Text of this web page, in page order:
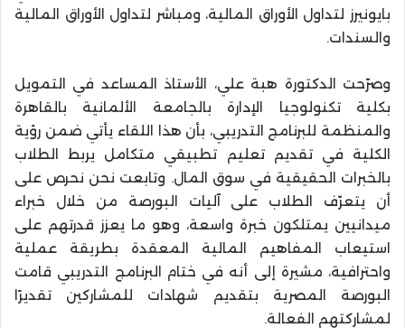
بايونيرز لتداول الأوراق المالية، ومباشر لتداول الأوراق المالية
والسندات.
وصرّحت الدكتورة هبة علي، الأستاذ المساعد في التمويل
بكلية تكنولوجيا الإدارة بالجامعة الألمانية بالقاهرة
والمنظمة للبرنامج التدريبي، بأن هذا اللقاء يأتي ضمن رؤية
الكلية في تقديم تعليم تطبيقي متكامل يربط الطلاب
بالخبرات الحقيقية في سوق المال. وتابعت نحن نحرص على
أن يتعرّف الطلاب على آليات البورصة من خلال خبراء
ميدانيين يمتلكون خبرة واسعة، وهو ما يعزز قدرتهم على
استيعاب المفاهيم المالية المعقدة بطريقة عملية
واحترافية، مشيرة إلى أنه في ختام البرنامج التدريبي قامت
البورصة المصرية بتقديم شهادات للمشاركين تقديرًا
لمشاركتهم الفعالة.